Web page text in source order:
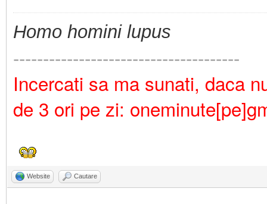
Homo homini lupus
--------------------------------------
Incercati sa ma sunati, daca
de 3 ori pe zi:
Website Cautare